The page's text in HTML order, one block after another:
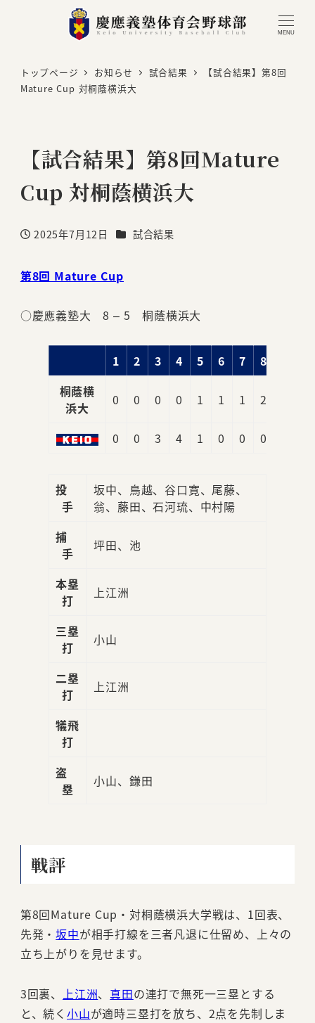
MENU
トップページ お知らせ 試合結果
【試合結果】第8回
Mature Cup 対桐蔭横浜大
【試合結果】第8回Mature
Cup 対桐蔭横浜大
投稿日
2025年7月12日 カテゴリー
試合結果
第8回 Mature Cup
○慶應義塾大 8 – 5 桐蔭横浜大
1 2 3 4 5 6 7 8
桐蔭横
浜大
0 0 0 0 1 1 1 2
0 0 3 4 1 0 0 0
投
手
坂中、鳥越、谷口寛、尾藤、
翁、藤田、石河琉、中村陽
捕
手
坪田、池
本塁
打
上江洲
三塁
打
小山
二塁
打
上江洲
犠飛
打
盗
塁
小山、鎌田
戦評
第8回Mature Cup・対桐蔭横浜大学戦は、1回表、
先発・坂中が相手打線を三者凡退に仕留め、上々の
立ち上がりを見せます。
3回裏、 上江洲、 真田の連打で無死一三塁とする
と、続く 小山が適時三塁打を放ち、2点を先制しま